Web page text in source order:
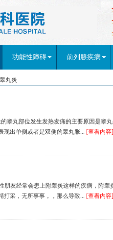
功能性障碍 前列腺疾病
睾丸炎
睾丸部位发生发热发痛的主要原因是睾
现出单侧或者是双侧的睾丸胀... [查看内容]
朋友经常会患上附睾炎这样的疾病，附
打采，无所事事，，那么导致... [查看内容]